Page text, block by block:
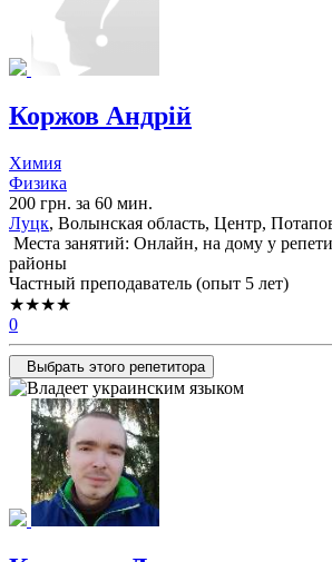
Коржов Андрій
Химия
Физика
200 грн. за 60 мин.
Луцк, Волынская область, Центр,
Места занятий: Онлайн, на дому у
районы
Частный преподаватель (опыт 5 лет)
★★★★
0
Выбрать этого репетитора